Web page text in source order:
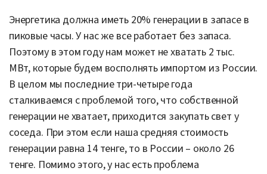
Энергетика должна иметь 20% генерации в запасе в
пиковые часы. У нас же все работает без запаса.
Поэтому в этом году нам может не хватать 2 тыс.
МВт, которые будем восполнять импортом из России.
В целом мы последние три-четыре года
сталкиваемся с проблемой того, что собственной
генерации не хватает, приходится закупать свет у
соседа. При этом если наша средняя стоимость
генерации равна 14 тенге, то в России – около 26
тенге. Помимо этого, у нас есть проблема